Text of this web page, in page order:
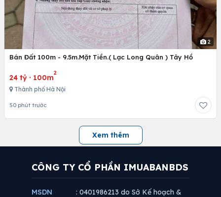
2
Bán Đất 100m - 9.5m.Mặt Tiền.( Lạc Long Quân ) Tây Hồ
24 tỷ · 100m
2
Thành phố Hà Nội
50 phút trước
Xem thêm
CÔNG TY CỔ PHẦN IMUABANBDS
MSDN
: 0401986213 do Sở Kế hoạch &